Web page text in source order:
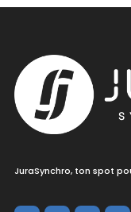
JuraSynchro, ton spot